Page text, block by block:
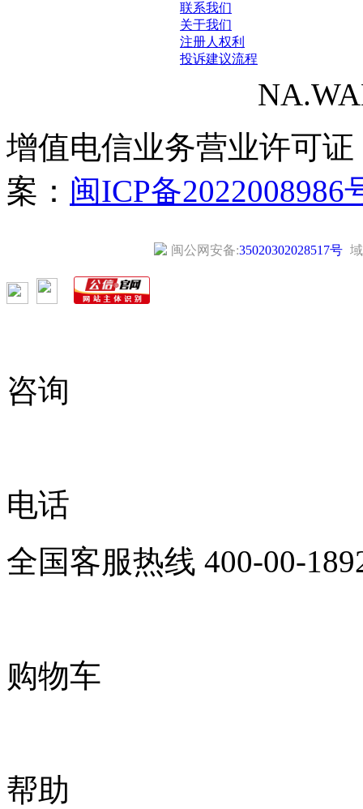
联系我们
关于我们
注册人权利
投诉建议流程
增值电信业务营业许可证
案： 闽ICP备2022008986
闽公网安备:35020302028517号
咨询
电话
全国客服热线 400-00-
购物车
帮助